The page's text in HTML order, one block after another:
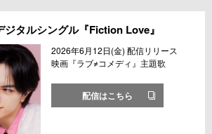
ジタルシングル『Fiction Love』
2026年6月12日(金) 配信リリース
映画『ラブ≠コメディ』主題歌
配信はこちら